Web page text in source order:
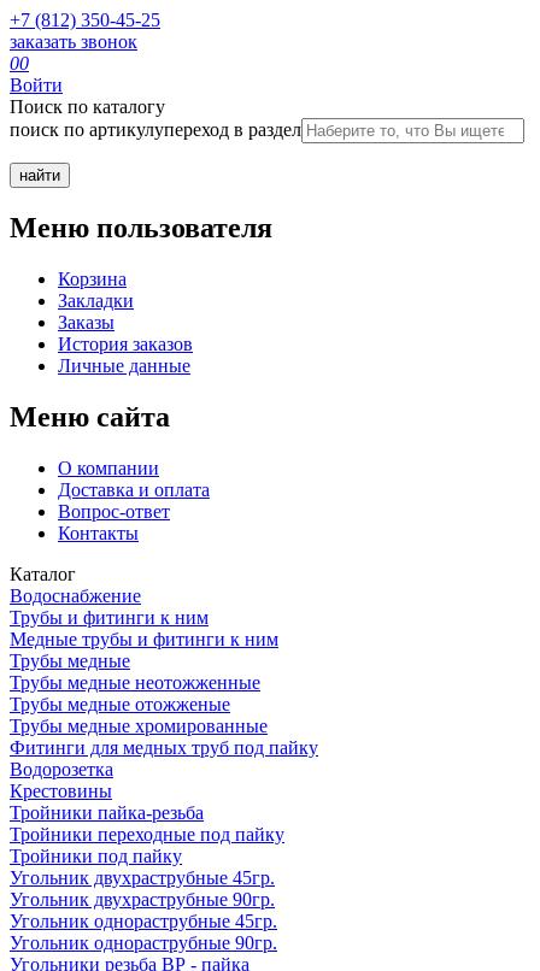
+7 (812) 350-45-25
заказать звонок
00
Войти
Поиск по каталогу
поиск по артикулупереход в раздел
Меню пользователя
Корзина
Закладки
Заказы
История заказов
Личные данные
Меню сайта
О компании
Доставка и оплата
Вопрос-ответ
Контакты
Каталог
Водоснабжение
Трубы и фитинги к ним
Медные трубы и фитинги к ним
Трубы медные
Трубы медные неотожженные
Трубы медные отожженые
Трубы медные хромированные
Фитинги для медных труб под пайку
Водорозетка
Крестовины
Тройники пайка-резьба
Тройники переходные под пайку
Тройники под пайку
Угольник двухраструбные 45гр.
Угольник двухраструбные 90гр.
Угольник однораструбные 45гр.
Угольник однораструбные 90гр.
Угольники резьба ВР - пайка